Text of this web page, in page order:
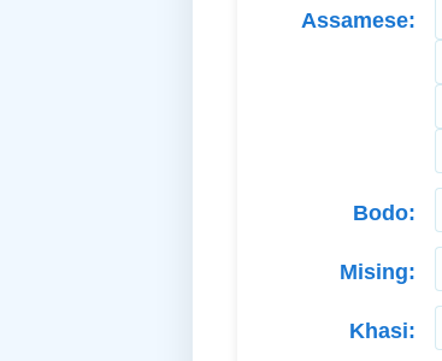
Assamese:
Bodo:
Mising:
Khasi: